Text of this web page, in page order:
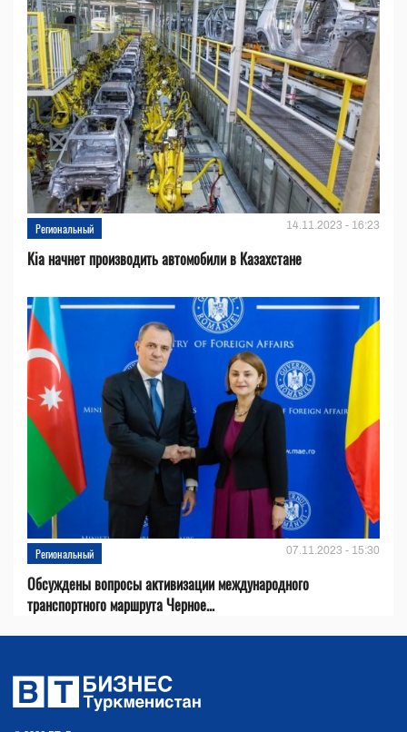
Региональный 14.11.2023 - 16:23
Kia начнет производить автомобили в Казахстане
Региональный 07.11.2023 - 15:30
Обсуждены вопросы активизации международного
транспортного маршрута Черное...